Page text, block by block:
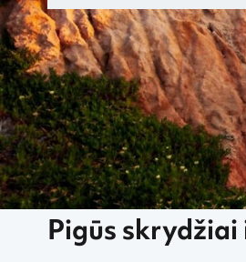
„Greitai.lt“ Pigūs skrydžiai Pigūs
Pigūs